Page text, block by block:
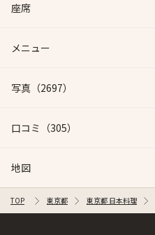
座席
メニュー
写真 （2697）
口コミ （305）
地図
TOP 東京都 東京都 日本料理